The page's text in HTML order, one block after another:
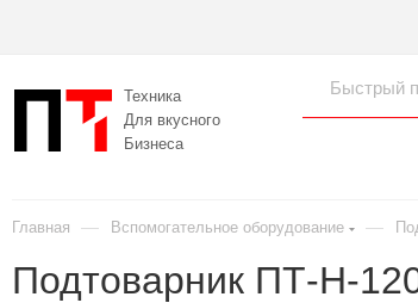
Техника
Для вкусного
Бизнеса
Главная — Вспомогательное оборудование —
Подтоварник ПТ-Н-